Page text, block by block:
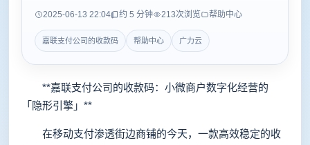
2025-06-13 22:04 约 5 分钟 213次浏览 帮助中心
嘉联支付公司的收款码 帮助中心 广力云
**嘉联支付公司的收款码：小微商户数字化经营的
「隐形引擎」**
在移动支付渗透街边商铺的今天，一款高效稳定的收